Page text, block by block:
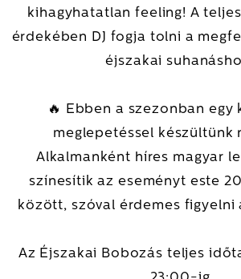
kihagyhatatlan feeling! A
érdekében DJ fogja tolni a
éjszakai
🔥 Ebben a szezonban egy
meglepetéssel készültünk
Alkalmanként híres magyar
színesítik az eseményt este
között, szóval érdemes figyelni
Az Éjszakai Bobozás teljes
ÉJSZAKAI